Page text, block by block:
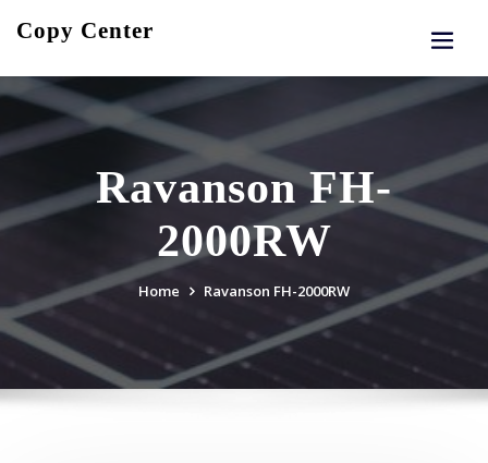
Copy Center
Ravanson FH-
2000RW
Home Ravanson FH-2000RW